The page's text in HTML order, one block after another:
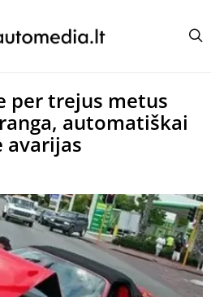
per trejus metus
automatiškai
avarijas